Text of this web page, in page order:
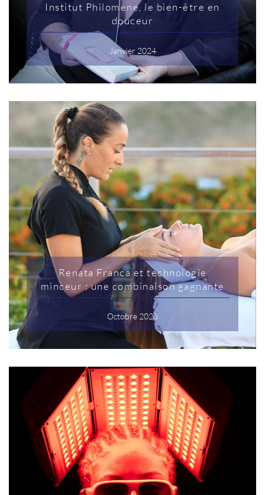
Institut Philomène, le bien-être en
douceur
Janvier 2024
Renata Franca et technologie
minceur : une combinaison gagnante
Octobre 2023